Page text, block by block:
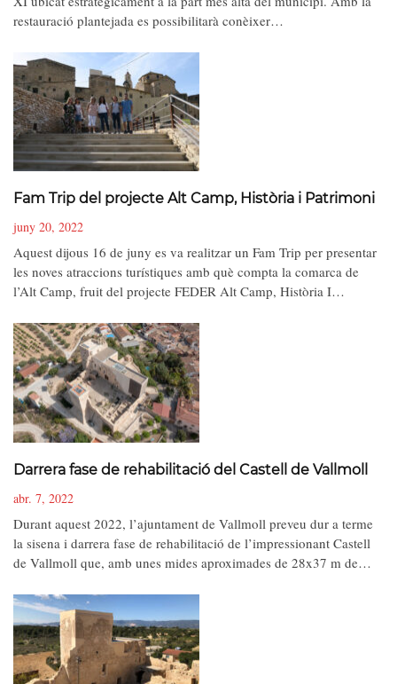
restauració plantejada es possibilitarà conèixer…
Fam Trip del projecte Alt Camp, Història i Patrimoni
juny 20, 2022
Aquest dijous 16 de juny es va realitzar un Fam Trip per presentar
les noves atraccions turístiques amb què compta la comarca de
l’Alt Camp, fruit del projecte FEDER Alt Camp, Història I…
Darrera fase de rehabilitació del Castell de Vallmoll
abr. 7, 2022
Durant aquest 2022, l’ajuntament de Vallmoll preveu dur a terme
la sisena i darrera fase de rehabilitació de l’impressionant Castell
de Vallmoll que, amb unes mides aproximades de 28x37 m de…